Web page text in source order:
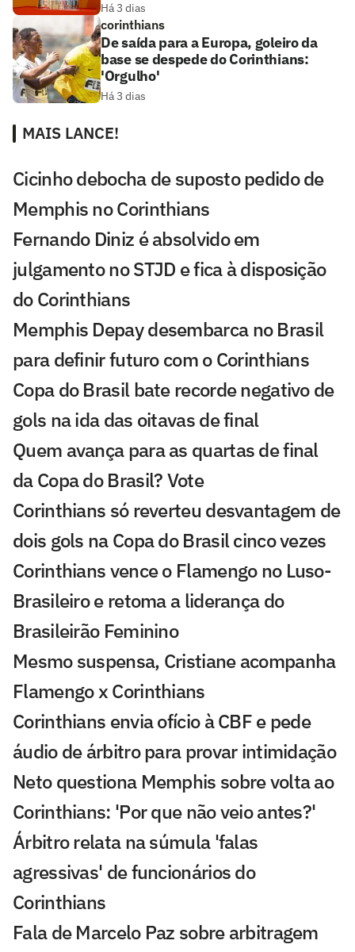
Há 3 dias
corinthians
De saída para a Europa, goleiro da
base se despede do Corinthians:
'Orgulho'
Há 3 dias
MAIS LANCE!
Cicinho debocha de suposto pedido de
Memphis no Corinthians
Fernando Diniz é absolvido em
julgamento no STJD e fica à disposição
do Corinthians
Memphis Depay desembarca no Brasil
para definir futuro com o Corinthians
Copa do Brasil bate recorde negativo de
gols na ida das oitavas de final
Quem avança para as quartas de final
da Copa do Brasil? Vote
Corinthians só reverteu desvantagem de
dois gols na Copa do Brasil cinco vezes
Corinthians vence o Flamengo no Luso-
Brasileiro e retoma a liderança do
Brasileirão Feminino
Mesmo suspensa, Cristiane acompanha
Flamengo x Corinthians
Corinthians envia ofício à CBF e pede
áudio de árbitro para provar intimidação
Neto questiona Memphis sobre volta ao
Corinthians: 'Por que não veio antes?'
Árbitro relata na súmula 'falas
agressivas' de funcionários do
Corinthians
Fala de Marcelo Paz sobre arbitragem